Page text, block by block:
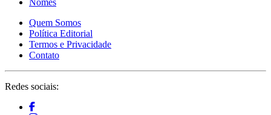
Quem Somos
Política Editorial
Termos e Privacidade
Contato
Redes sociais: